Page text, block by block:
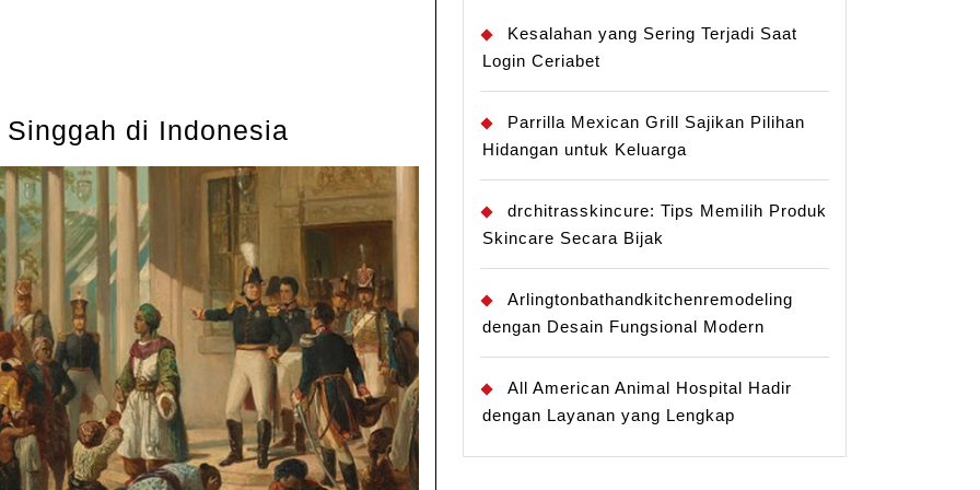
di Indonesia
Singgah
di
Indonesia
Kesalahan yang Sering Terjadi Saat
Login Ceriabet
Parrilla Mexican Grill Sajikan Pilihan
Hidangan untuk Keluarga
drchitrasskincure: Tips Memilih Produk
Skincare Secara Bijak
Arlingtonbathandkitchenremodeling
dengan Desain Fungsional Modern
All American Animal Hospital Hadir
dengan Layanan yang Lengkap